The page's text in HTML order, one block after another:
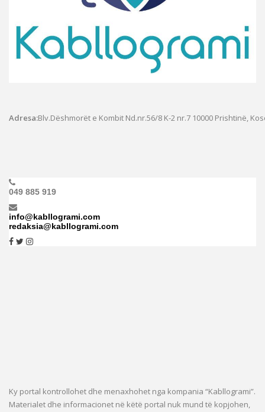
Adresa:Blv.Dëshmorët e Kombit Nd.nr.56/8 K-2 nr.7 10000 Prishtinë,
049 885 919
info@kabllogrami.com
redaksia@kabllogrami.com
Ky portal kontrollohet dhe menaxhohet nga kompania “Kabllogrami”.
Materialet dhe informacionet në këtë portal nuk mund të kopjohen,